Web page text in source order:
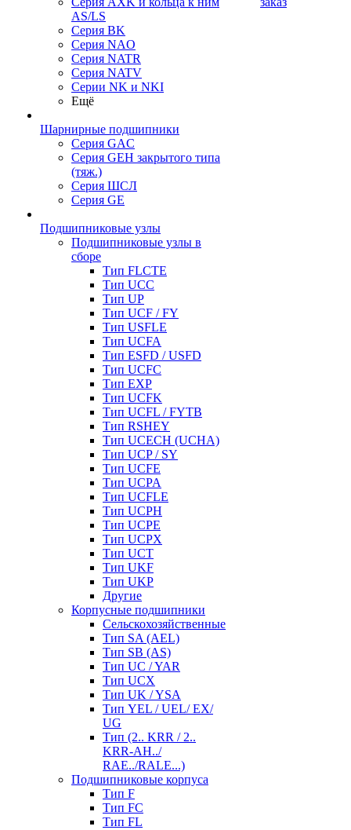
AS/LS
Серия BK
Серия NAO
Серия NATR
Серия NATV
Серии NK и NKI
Ещё
Шарнирные подшипники
Серия GAC
Серия GEH закрытого типа
(тяж.)
Серия ШСЛ
Серия GE
Подшипниковые узлы
Подшипниковые узлы в
сборе
Тип FLCTE
Тип UCC
Тип UP
Тип UCF / FY
Тип USFLE
Тип UCFA
Тип ESFD / USFD
Тип UCFC
Тип EXP
Тип UCFK
Тип UCFL / FYTB
Тип RSHEY
Тип UCECH (UCHA)
Тип UCP / SY
Тип UCFE
Тип UCPA
Тип UCFLE
Тип UCPH
Тип UCPE
Тип UCPX
Тип UCT
Тип UKF
Тип UKP
Другие
Корпусные подшипники
Сельскохозяйственные
Тип SA (AEL)
Тип SB (AS)
Тип UC / YAR
Тип UCX
Тип UK / YSA
Тип YEL / UEL/ EX/
UG
Тип (2.. KRR / 2..
KRR-AH../
RAE../RALE...)
Подшипниковые корпуса
Тип F
Тип FC
Тип FL